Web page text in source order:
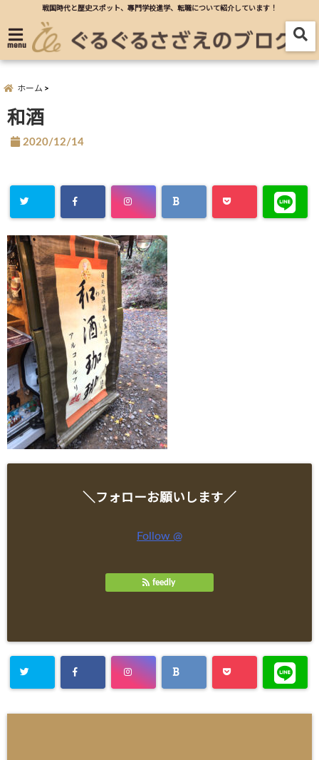
戦国時代と歴史スポット、專門学校進学、転職について紹介しています！
menu
ホーム
和酒
2020/12/14
＼フォローお願いします／
Follow @
feedly